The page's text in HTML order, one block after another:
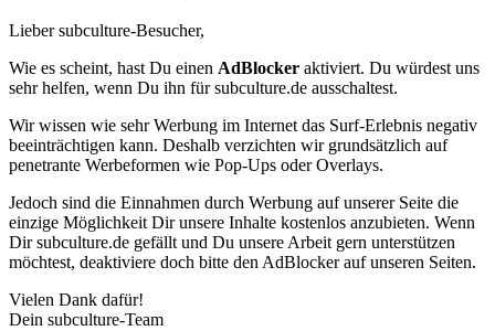
Lieber subculture-Besucher,
Wie es scheint, hast Du einen AdBlocker aktiviert. Du würdest uns
sehr helfen, wenn Du ihn für subculture.de ausschaltest.
Wir wissen wie sehr Werbung im Internet das Surf-Erlebnis negativ
beeinträchtigen kann. Deshalb verzichten wir grundsätzlich auf
penetrante Werbeformen wie Pop-Ups oder Overlays.
Jedoch sind die Einnahmen durch Werbung auf unserer Seite die
einzige Möglichkeit Dir unsere Inhalte kostenlos anzubieten. Wenn
Dir subculture.de gefällt und Du unsere Arbeit gern unterstützen
möchtest, deaktiviere doch bitte den AdBlocker auf unseren Seiten.
Vielen Dank dafür!
Dein subculture-Team